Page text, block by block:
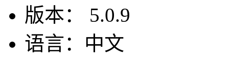
版本：
5.0.9
语言： 中文